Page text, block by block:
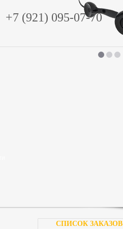
+7 (921) 095-07-70
СПИСОК ЗАКАЗОВ